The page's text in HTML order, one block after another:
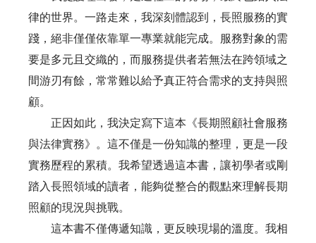
律的世界。一路走來，我深刻體認到，長照服務的實
踐，絕非僅僅依靠單一專業就能完成。服務對象的需
要是多元且交織的，而服務提供者若無法在跨領域之
間游刃有餘，常常難以給予真正符合需求的支持與照
顧。
正因如此，我決定寫下這本《長期照顧社會服務
與法律實務》。這不僅是一份知識的整理，更是一段
實務歷程的累積。我希望透過這本書，讓初學者或剛
踏入長照領域的讀者，能夠從整合的觀點來理解長期
照顧的現況與挑戰。
這本書不僅傳遞知識，更反映現場的溫度。我相